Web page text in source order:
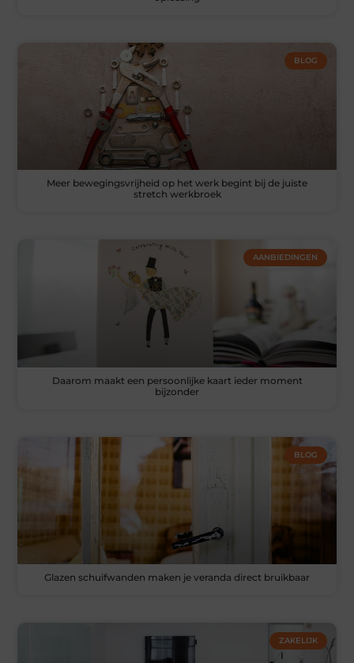
BLOG
Meer bewegingsvrijheid op het werk begint bij de juiste
stretch werkbroek
AANBIEDINGEN
Daarom maakt een persoonlijke kaart ieder moment
bijzonder
BLOG
Glazen schuifwanden maken je veranda direct bruikbaar
ZAKELIJK